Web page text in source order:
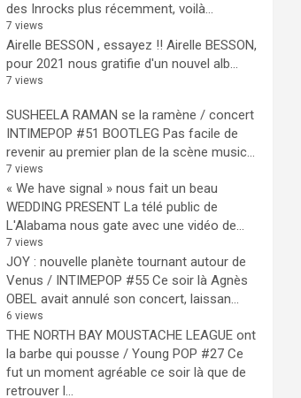
des Inrocks plus récemment, voilà...
7 views
Airelle BESSON , essayez !! Airelle BESSON,
pour 2021 nous gratifie d'un nouvel alb...
7 views
SUSHEELA RAMAN se la ramène / concert
INTIMEPOP #51 BOOTLEG Pas facile de
revenir au premier plan de la scène music...
7 views
« We have signal » nous fait un beau
WEDDING PRESENT La télé public de
L'Alabama nous gate avec une vidéo de...
7 views
JOY : nouvelle planète tournant autour de
Venus / INTIMEPOP #55 Ce soir là Agnès
OBEL avait annulé son concert, laissan...
6 views
THE NORTH BAY MOUSTACHE LEAGUE ont
la barbe qui pousse / Young POP #27 Ce
fut un moment agréable ce soir là que de
retrouver l...